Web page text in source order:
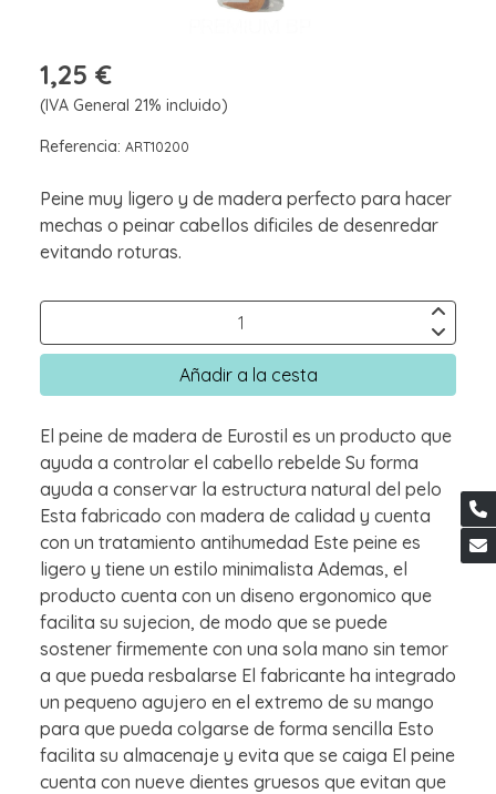
1,25 €
(IVA General 21% incluido)
Referencia: ART10200
Peine muy ligero y de madera perfecto para hacer
mechas o peinar cabellos dificiles de desenredar
evitando roturas.
Añadir a la cesta
El peine de madera de Eurostil es un producto que
ayuda a controlar el cabello rebelde Su forma
ayuda a conservar la estructura natural del pelo
Esta fabricado con madera de calidad y cuenta
con un tratamiento antihumedad Este peine es
ligero y tiene un estilo minimalista Ademas, el
producto cuenta con un diseno ergonomico que
facilita su sujecion, de modo que se puede
sostener firmemente con una sola mano sin temor
a que pueda resbalarse El fabricante ha integrado
un pequeno agujero en el extremo de su mango
para que pueda colgarse de forma sencilla Esto
facilita su almacenaje y evita que se caiga El peine
cuenta con nueve dientes gruesos que evitan que